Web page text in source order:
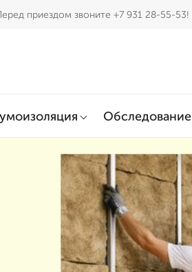
приездом звоните +7 931 28-55-53!
Обследование